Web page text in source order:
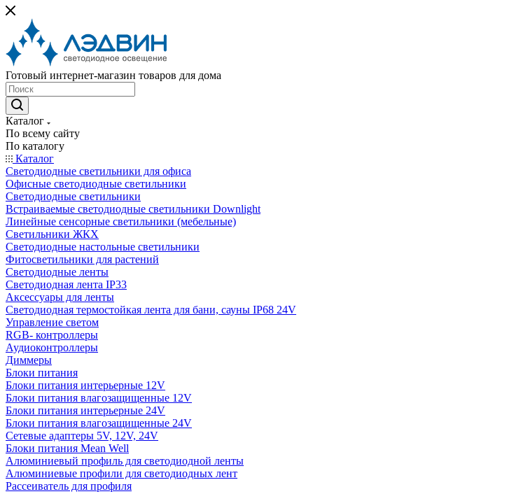
Готовый интернет-магазин товаров для дома
Каталог
По всему сайту
По каталогу
Каталог
Светодиодные светильники для офиса
Офисные светодиодные светильники
Светодиодные светильники
Встраиваемые светодиодные светильники Downlight
Линейные сенсорные светильники (мебельные)
Светильники ЖКХ
Светодиодные настольные светильники
Фитосветильники для растений
Светодиодные ленты
Светодиодная лента IP33
Аксессуары для ленты
Светодиодная термостойкая лента для бани, сауны IP68 24V
Управление светом
RGB- контроллеры
Аудиоконтроллеры
Диммеры
Блоки питания
Блоки питания интерьерные 12V
Блоки питания влагозащищенные 12V
Блоки питания интерьерные 24V
Блоки питания влагозащищенные 24V
Сетевые адаптеры 5V, 12V, 24V
Блоки питания Mean Well
Алюминиевый профиль для светодиодной ленты
Алюминиевые профили для светодиодных лент
Рассеиватель для профиля